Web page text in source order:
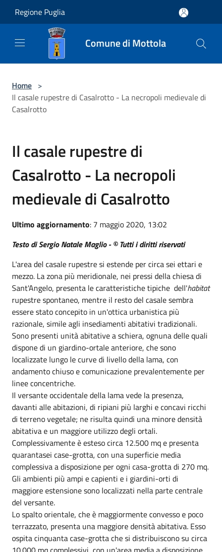
Regione Puglia
Comune di Mottola
Home >
Il casale rupestre di Casalrotto - La necropoli medievale di
Casalrotto
Il casale rupestre di
Casalrotto - La necropoli
medievale di Casalrotto
Ultimo aggiornamento: 7 maggio 2020, 13:02
Testo di Sergio Natale Maglio - © Tutti i diritti riservati
L'area del casale rupestre si estende per circa sei ettari e
mezzo. La zona più meridionale, nei pressi della chiesa di
Sant'Angelo, presenta le caratteristiche tipiche dell'habitat
rupestre spontaneo, mentre il resto del casale sembra
essere stato concepito in un'ottica urbanistica più
razionale, simile agli insediamenti abitativi tradizionali.
Sono presenti unità abitative a schiera, ognuna delle quali
dispone di un giardino-ortale anteriore, che sono
localizzate lungo le curve di livello della lama, con
andamento chiuso e comunicazione prevalentemente per
linee concentriche.
Il versante occidentale della lama vede la presenza,
davanti alle abitazioni, di ripiani più larghi e concavi ricchi
di terreno vegetale; ne risulta quindi una minore densità
abitativa e un maggiore utilizzo degli ortali.
Complessivamente è esteso circa 12.500 mq e presenta
quarantasei case-grotta, con una superficie media
complessiva a disposizione per ogni casa-grotta di 270 mq.
Gli ambienti più ampi e capienti e i giardini-orti di
maggiore estensione sono localizzati nella parte centrale
del versante.
Lo spalto orientale, che è maggiormente convesso e poco
terrazzato, presenta una maggiore densità abitativa. Esso
ospita cinquanta case-grotta che si distribuiscono su circa